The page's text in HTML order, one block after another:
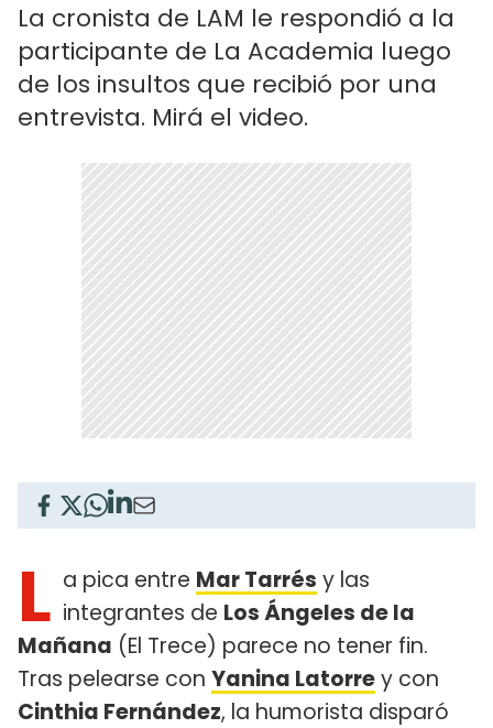
La cronista de LAM le respondió a la
participante de La Academia luego
de los insultos que recibió por una
entrevista. Mirá el video.
L a pica entre Mar Tarrés y las
integrantes de Los Ángeles de la
Mañana (El Trece) parece no tener fin.
Tras pelearse con Yanina Latorrey con
Cinthia Fernández, la humorista disparó